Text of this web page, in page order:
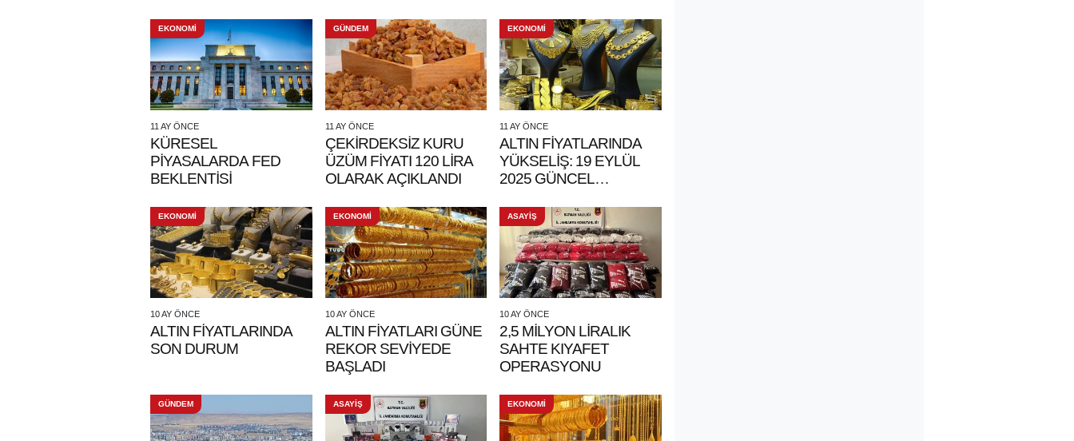
EKONOMİ
11 AY ÖNCE
KÜRESEL
PİYASALARDA FED
BEKLENTİSİ
GÜNDEM
11 AY ÖNCE
ÇEKİRDEKSİZ KURU
ÜZÜM FİYATI 120 LİRA
OLARAK AÇIKLANDI
EKONOMİ
11 AY ÖNCE
ALTIN FİYATLARINDA
YÜKSELİŞ: 19 EYLÜL
2025 GÜNCEL
EKONOMİ
10 AY ÖNCE
ALTIN FİYATLARINDA
SON DURUM
EKONOMİ
10 AY ÖNCE
ALTIN FİYATLARI GÜNE
REKOR SEVİYEDE
BAŞLADI
ASAYİŞ
10 AY ÖNCE
2,5 MİLYON LİRALIK
SAHTE KIYAFET
OPERASYONU
GÜNDEM ASAYİŞ EKONOMİ